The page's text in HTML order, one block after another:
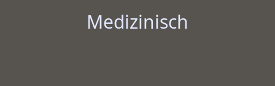
Medizinisch